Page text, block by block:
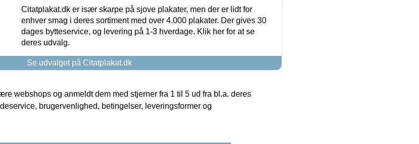
Citatplakat.dk er især skarpe på sjove plakater, men der er lidt for
enhver smag i deres sortiment med over 4.000 plakater. Der gives 30
dages bytteservice, og levering på 1-3 hverdage. Klik her for at se
deres udvalg.
Se udvalget på Citatplakat.dk
webshops og anmeldt dem med stjerner fra 1 til 5 ud fra bl.a. deres
brugervenlighed, betingelser, leveringsformer og